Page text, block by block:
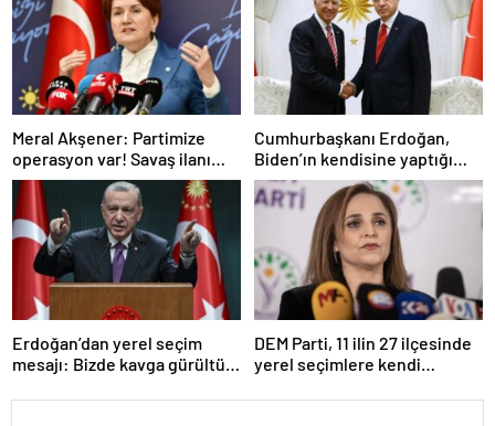
Meral Akşener: Partimize
operasyon var! Savaş ilanı
kabul ediyorum, varım
buyursunlar
Cumhurbaşkanı Erdoğan,
Biden’ın kendisine yaptığı
teklifi anlattı: Ver onayı, al F-
16’yı
Erdoğan’dan yerel seçim
mesajı: Bizde kavga gürültü
olacak
DEM Parti, 11 ilin 27 ilçesinde
yerel seçimlere kendi